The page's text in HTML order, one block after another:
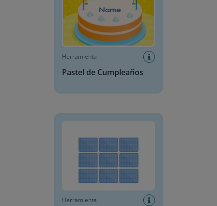
Herramienta
Pastel de Cumpleaños
Herramienta